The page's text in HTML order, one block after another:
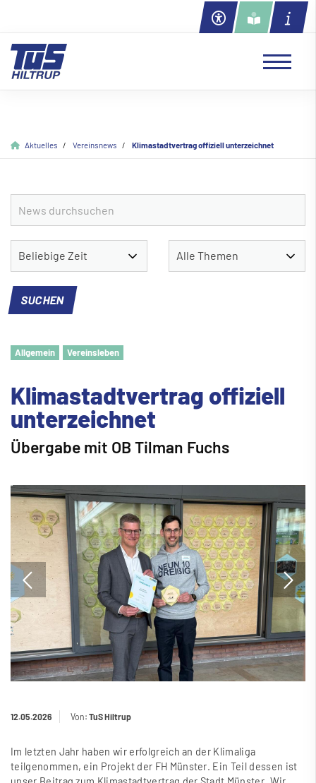
Aktuelles Vereinsnews Klimastadtvertrag offiziell unterzeichnet
Allgemein Vereinsleben
Klimastadtvertrag offiziell
unterzeichnet
Übergabe mit OB Tilman Fuchs
12.05.2026 Von: TuS Hiltrup
Im letzten Jahr haben wir erfolgreich an der Klimaliga
teilgenommen, ein Projekt der FH Münster. Ein Teil dessen ist